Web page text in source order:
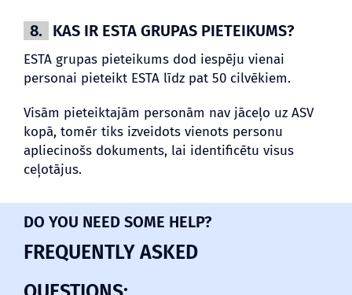
8. KAS IR ESTA GRUPAS PIETEIKUMS?
ESTA grupas pieteikums dod iespēju vienai
personai pieteikt ESTA līdz pat 50 cilvēkiem.
Visām pieteiktajām personām nav jāceļo uz ASV
kopā, tomēr tiks izveidots vienots personu
apliecinošs dokuments, lai identificētu visus
ceļotājus.
DO YOU NEED SOME HELP?
FREQUENTLY ASKED